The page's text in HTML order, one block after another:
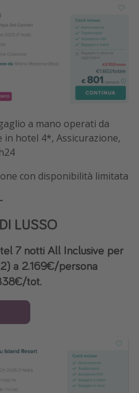
a mano operati da
in hotel 4*, Assicurazione,
con disponibilità limitata
LUSSO
7 notti All Inclusive per
a 2.169€/persona
tot.